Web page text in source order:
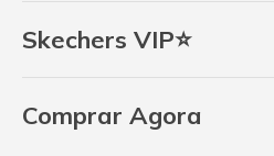
Skechers VIP⭐
Comprar Agora